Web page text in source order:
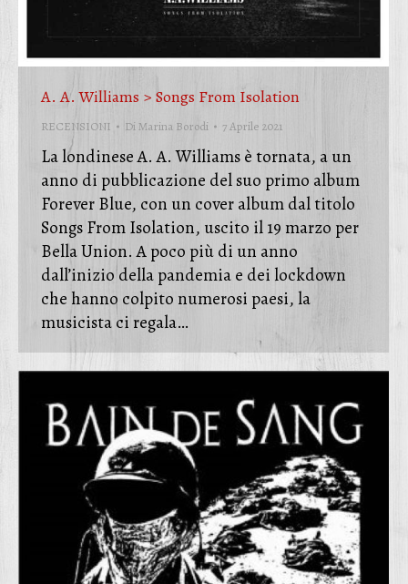
A. A. Williams > Songs From Isolation
RECENSIONI DiMarina Borodi 7 Aprile 2021
La londinese A. A. Williams è tornata, a un
anno di pubblicazione del suo primo album
Forever Blue, con un cover album dal titolo
Songs From Isolation, uscito il 19 marzo per
Bella Union. A poco più di un anno
dall’inizio della pandemia e dei lockdown
che hanno colpito numerosi paesi, la
musicista ci regala…